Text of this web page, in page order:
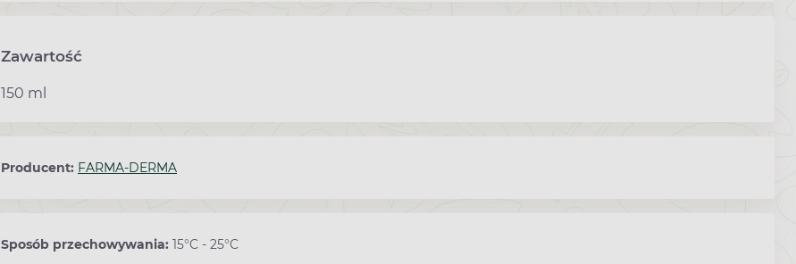
Zawartość
150 ml
Producent: FARMA-DERMA
Sposób przechowywania: 15°C - 25°C